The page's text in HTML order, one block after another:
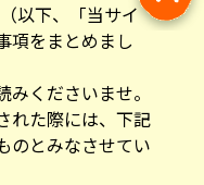
以下、「当サイ
項をまとめまし
くださいませ。
れた際には、下記
のとみなさせてい